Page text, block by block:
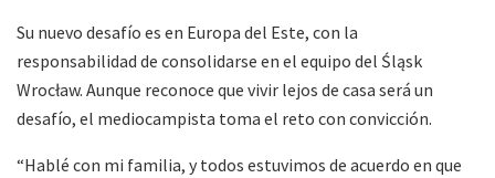
Su nuevo desafío es en Europa del Este, con la
responsabilidad de consolidarse en el equipo del Śląsk
Wrocław. Aunque reconoce que vivir lejos de casa será un
desafío, el mediocampista toma el reto con convicción.
“Hablé con mi familia, y todos estuvimos de acuerdo en que